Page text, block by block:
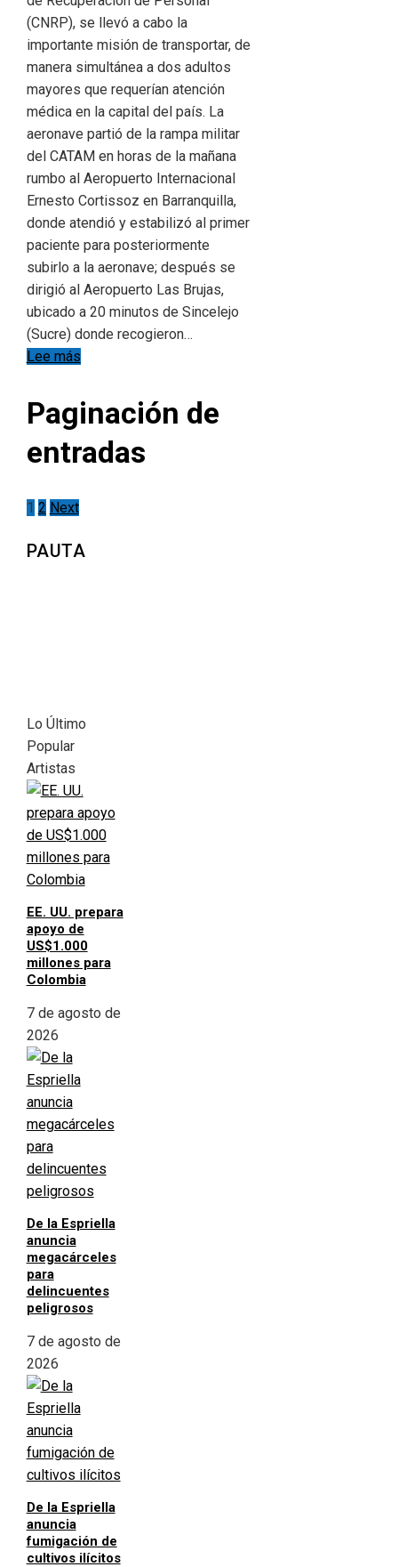
(CNRP), se llevó a cabo la
importante misión de transportar, de
manera simultánea a dos adultos
mayores que requerían atención
médica en la capital del país. La
aeronave partió de la rampa militar
del CATAM en horas de la mañana
rumbo al Aeropuerto Internacional
Ernesto Cortissoz en Barranquilla,
donde atendió y estabilizó al primer
paciente para posteriormente
subirlo a la aeronave; después se
dirigió al Aeropuerto Las Brujas,
ubicado a 20 minutos de Sincelejo
(Sucre) donde recogieron…
Lee más
Paginación de
entradas
1 2 Next
PAUTA
Lo Último
Popular
Artistas
EE. UU. prepara
apoyo de
US$1.000
millones para
Colombia
7 de agosto de
2026
De la Espriella
anuncia
megacárceles
para
delincuentes
peligrosos
7 de agosto de
2026
De la Espriella
anuncia
fumigación de
cultivos ilícitos